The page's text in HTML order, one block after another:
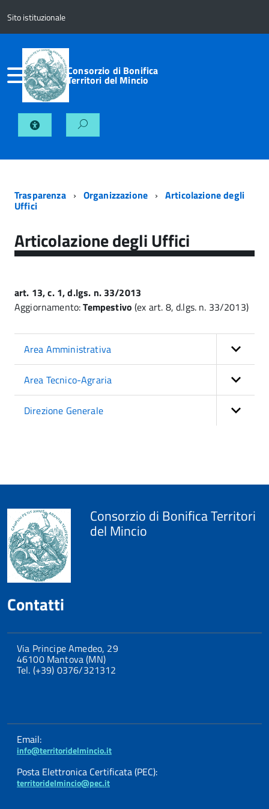
Sito istituzionale
Consorzio di Bonifica
Territori del Mincio
Trasparenza Organizzazione Articolazione degli
Uffici
Articolazione degli Uffici
art. 13, c. 1, d.lgs. n. 33/2013
Aggiornamento:Tempestivo (ex art. 8, d.lgs. n. 33/2013)
Area Amministrativa
Area Tecnico-Agraria
Direzione Generale
Consorzio di Bonifica Territori
del Mincio
Contatti
Via Principe Amedeo, 29
46100 Mantova (MN)
Tel. (+39) 0376/321312
Email:
info@territoridelmincio.it
Posta Elettronica Certificata (PEC):
territoridelmincio@pec.it